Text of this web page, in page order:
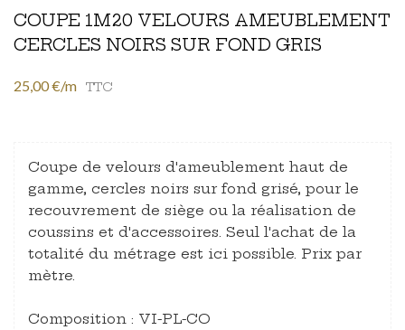
COUPE 1M20 VELOURS AMEUBLEMENT
CERCLES NOIRS SUR FOND GRIS
25,00 €/m TTC
Coupe de velours d'ameublement haut de
gamme, cercles noirs sur fond grisé, pour le
recouvrement de siège ou la réalisation de
coussins et d'accessoires. Seul l'achat de la
totalité du métrage est ici possible. Prix par
mètre.
Composition : VI-PL-CO